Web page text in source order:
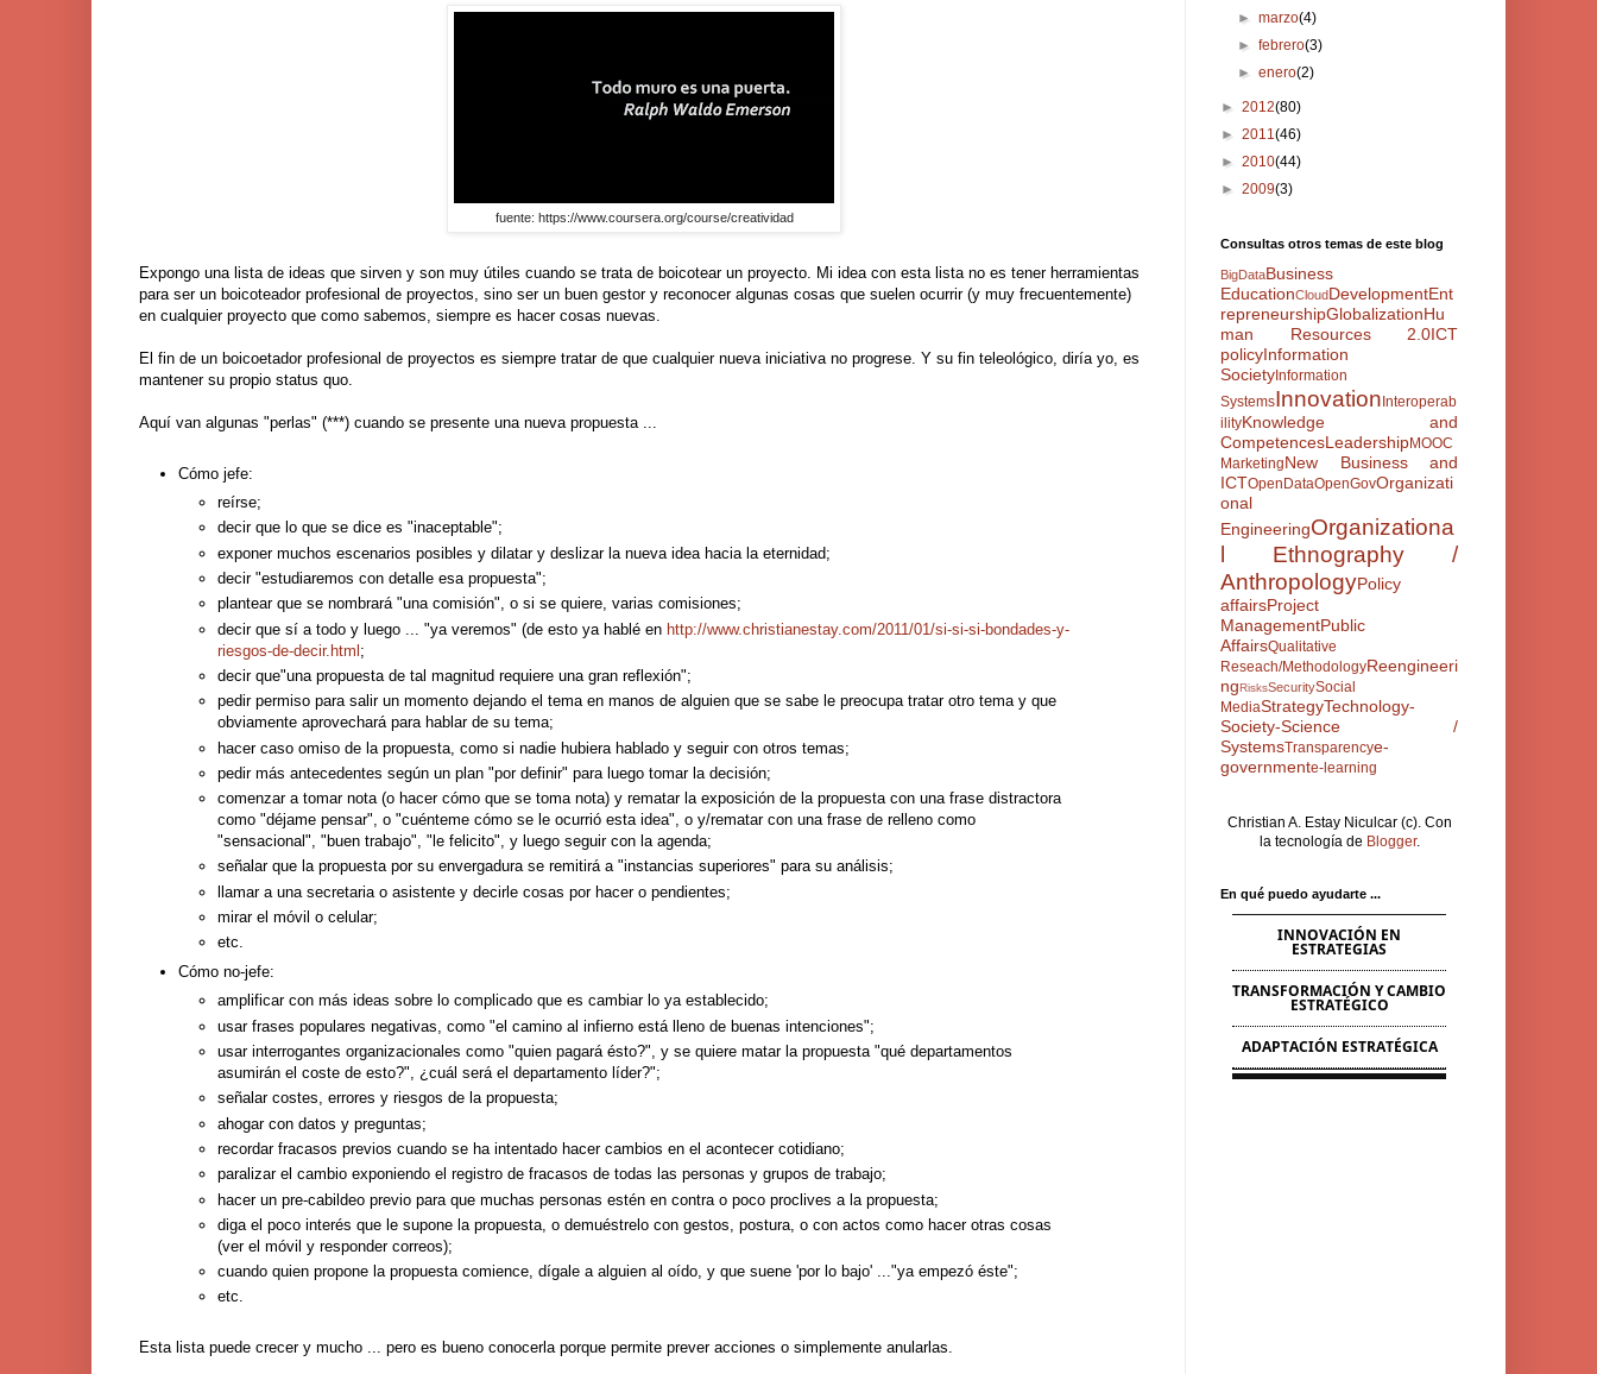
fuente: https://www.coursera.org/course/creatividad
Expongo una lista de ideas que sirven y son muy útiles cuando se trata de boicotear un proyecto. Mi idea con esta lista no es tener herramientas
para ser un boicoteador profesional de proyectos, sino ser un buen gestor y reconocer algunas cosas que suelen ocurrir (y muy frecuentemente)
en cualquier proyecto que como sabemos, siempre es hacer cosas nuevas.
El fin de un boicoetador profesional de proyectos es siempre tratar de que cualquier nueva iniciativa no progrese. Y su fin teleológico, diría yo, es
mantener su propio status quo.
Aquí van algunas "perlas" (***) cuando se presente una nueva propuesta ...
Cómo jefe:
reírse;
decir que lo que se dice es "inaceptable";
exponer muchos escenarios posibles y dilatar y deslizar la nueva idea hacia la eternidad;
decir "estudiaremos con detalle esa propuesta";
plantear que se nombrará "una comisión", o si se quiere, varias comisiones;
decir que sí a todo y luego ... "ya veremos" (de esto ya hablé en http://www.christianestay.com/2011/01/si-si-si-bondades-y-
riesgos-de-decir.html;
decir que"una propuesta de tal magnitud requiere una gran reflexión";
pedir permiso para salir un momento dejando el tema en manos de alguien que se sabe le preocupa tratar otro tema y que
obviamente aprovechará para hablar de su tema;
hacer caso omiso de la propuesta, como si nadie hubiera hablado y seguir con otros temas;
pedir más antecedentes según un plan "por definir" para luego tomar la decisión;
comenzar a tomar nota (o hacer cómo que se toma nota) y rematar la exposición de la propuesta con una frase distractora
como "déjame pensar", o "cuénteme cómo se le ocurrió esta idea", o y/rematar con una frase de relleno como
"sensacional", "buen trabajo", "le felicito", y luego seguir con la agenda;
señalar que la propuesta por su envergadura se remitirá a "instancias superiores" para su análisis;
llamar a una secretaria o asistente y decirle cosas por hacer o pendientes;
mirar el móvil o celular;
etc.
Cómo no-jefe:
amplificar con más ideas sobre lo complicado que es cambiar lo ya establecido;
usar frases populares negativas, como "el camino al infierno está lleno de buenas intenciones";
usar interrogantes organizacionales como "quien pagará ésto?", y se quiere matar la propuesta "qué departamentos
asumirán el coste de esto?", ¿cuál será el departamento líder?";
señalar costes, errores y riesgos de la propuesta;
ahogar con datos y preguntas;
recordar fracasos previos cuando se ha intentado hacer cambios en el acontecer cotidiano;
paralizar el cambio exponiendo el registro de fracasos de todas las personas y grupos de trabajo;
hacer un pre-cabildeo previo para que muchas personas estén en contra o poco proclives a la propuesta;
diga el poco interés que le supone la propuesta, o demuéstrelo con gestos, postura, o con actos como hacer otras cosas
(ver el móvil y responder correos);
cuando quien propone la propuesta comience, dígale a alguien al oído, y que suene 'por lo bajo' ..."ya empezó éste";
etc.
Esta lista puede crecer y mucho ... pero es bueno conocerla porque permite prever acciones o simplemente anularlas.
►marzo(4)
►febrero(3)
►enero(2)
► 2012(80)
► 2011(46)
► 2010(44)
► 2009(3)
Consultas otros temas de este blog
BigDataBusiness
EducationCloudDevelopmentEnt
repreneurshipGlobalizationHu
man Resources 2.0ICT
policyInformation
Society Information
SystemsInnovation Interoperab
ilityKnowledge and
CompetencesLeadershipMOOC
MarketingNew Business and
ICTOpenDataOpenGovOrganizati
onal
EngineeringOrganizationa
l Ethnography /
AnthropologyPolicy
affairsProject
ManagementPublic
AffairsQualitative
Reseach/MethodologyReengineeri
ngRisksSecuritySocial
MediaStrategyTechnology-
Society-Science /
SystemsTransparencye-
governmente-learning
Christian A. Estay Niculcar (c). Con
la tecnología de Blogger.
En qué puedo ayudarte ...
INNOVACIÓN EN
ESTRATEGIAS
TRANSFORMACIÓN Y CAMBIO
ESTRATÉGICO
ADAPTACIÓN ESTRATÉGICA